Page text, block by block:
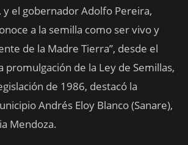
y el gobernador Adolfo Pereira,
a la semilla como ser vivo y
de la Madre Tierra”, desde el
promulgación de la Ley de Semillas,
de 1986, destacó la
Andrés Eloy Blanco (Sanare),
Mendoza.